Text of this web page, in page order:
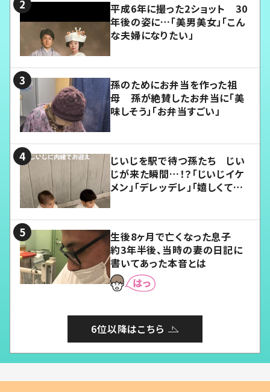
平成6年に撮った2ショット 30
年後の姿に…「美男美女」「こん
な夫婦になりたい」
孫のためにお弁当を作った祖
母 孫が絶賛したお弁当に「美
味しそう」「お弁当すごい」
じいじを駅で待つ孫たち じい
じが来た瞬間…！？「じいじイケ
メン」「デレッデレ」「嬉しくて可
生後8ヶ月で亡くなった息子
約3年半後、当時の妻の日記に
書いてあった本音とは
6位以降はこちら